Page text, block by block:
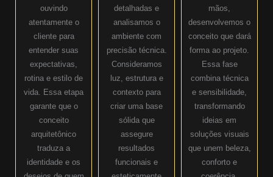
ouvindo
atentamente o
cliente para
entender suas
expectativas,
rotina e estilo de
vida. Essa etapa
garante que o
conceito
arquitetônico
traduza a
identidade e os
detalhadas e
analisamos o
ambiente com
precisão técnica.
Consideramos
luz, estrutura e
contexto para
criar uma base
sólida que
assegure
resultados
funcionais e
mãos,
desenvolvemos o
conceito que dará
forma ao projeto.
Essa fase
combina técnica
e sensibilidade,
transformando
ideias em
soluções visuais
que unem beleza,
conforto e